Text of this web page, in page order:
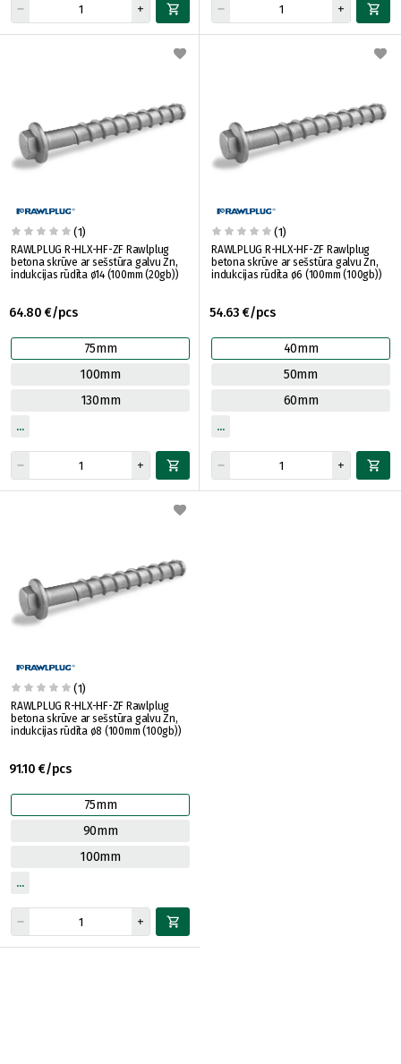
(1)
RAWLPLUG R-HLX-HF-ZF Rawlplug
betona skrūve ar sešstūra galvu Zn,
indukcijas rūdīta ø14 (100mm (20gb))
64.80 €/pcs
75mm
100mm
130mm
(1)
RAWLPLUG R-HLX-HF-ZF Rawlplug
betona skrūve ar sešstūra galvu Zn,
indukcijas rūdīta ø6 (100mm (100gb))
54.63 €/pcs
40mm
50mm
60mm
(1)
RAWLPLUG R-HLX-HF-ZF Rawlplug
betona skrūve ar sešstūra galvu Zn,
indukcijas rūdīta ø8 (100mm (100gb))
91.10 €/pcs
75mm
90mm
100mm